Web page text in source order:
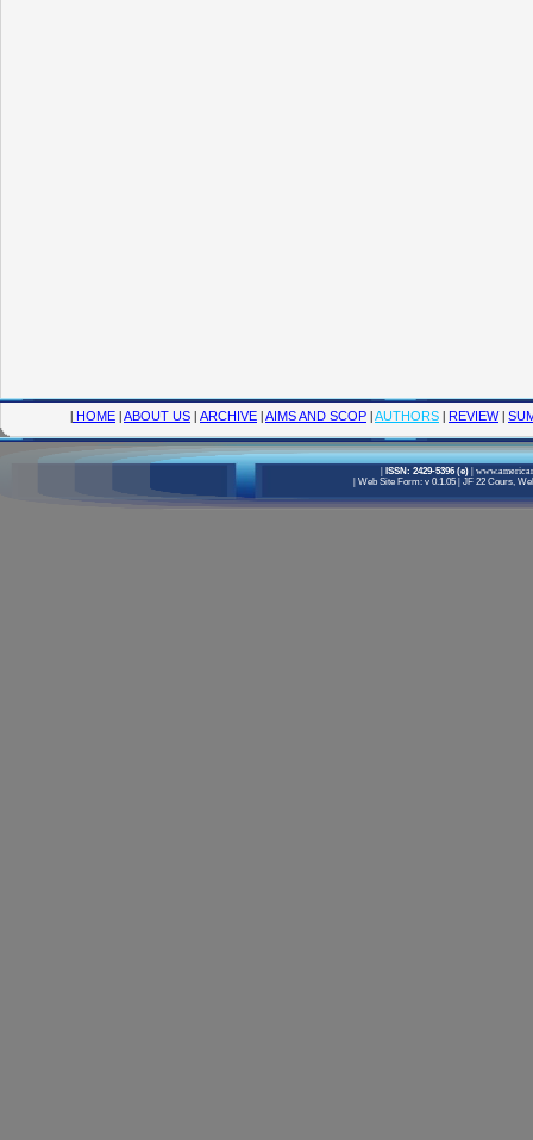
| ISSN: 2429-5396 (e) |
| Web Site Form: v 0.1.05 | JF 22 Cours,
| HOME |ABOUT US | ARCHIVE |AIMS AND SCOP |AUTHORS | REVIEW |